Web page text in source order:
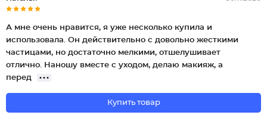
А мне очень нравится, я уже несколько купила и
использовала. Он действительно с довольно жесткими
частицами, но достаточно мелкими, отшелушивает
отлично. Наношу вместе с уходом, делаю макияж, а
перед
Купить товар